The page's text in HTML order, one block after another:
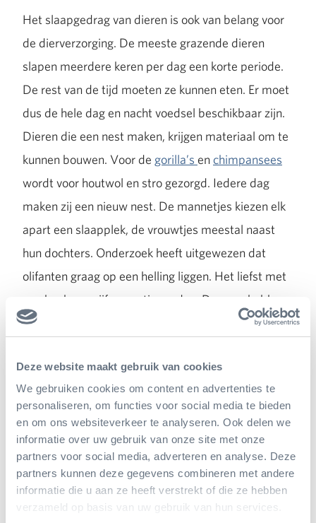
Deze website maakt gebruik van cookies
We gebruiken cookies om content en advertenties te
personaliseren, om functies voor social media te bieden
en om ons websiteverkeer te analyseren. Ook delen we
informatie over uw gebruik van onze site met onze
partners voor social media, adverteren en analyse. Deze
partners kunnen deze gegevens combineren met andere
informatie die u aan ze heeft verstrekt of die ze hebben
verzameld op basis van uw gebruik van hun services.
Het slaapgedrag van dieren is ook van belang voor
de dierverzorging. De meeste grazende dieren
slapen meerdere keren per dag een korte periode.
De rest van de tijd moeten ze kunnen eten. Er moet
dus de hele dag en nacht voedsel beschikbaar zijn.
Dieren die een nest maken, krijgen materiaal om te
kunnen bouwen. Voor de gorilla’s enchimpansees
wordt voor houtwol en stro gezorgd. Iedere dag
maken zij een nieuw nest. De mannetjes kiezen elk
apart een slaapplek, de vrouwtjes meestal naast
hun dochters. Onderzoek heeft uitgewezen dat
olifanten graag op een helling liggen. Het liefst met
een hoek van vijfenveertig graden. Daarom hebben
we in de stal een heuvel van schors gecreëerd, waar
die helling zelfs een beetje uit, zodat er ook plaats is
voor de buik.
Liever de boom in
Soms worden ook ervaren medewerkers verrast
door hun dieren. Voor de neusberengebruiken we al